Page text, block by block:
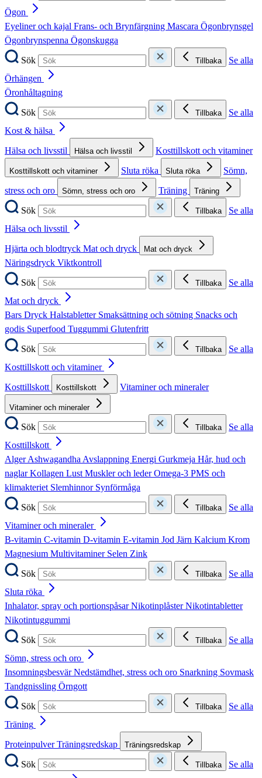
Ögon
Eyeliner och kajal Frans- och Brynfärgning Mascara Ögonbrynsgel
Ögonbrynspenna Ögonskugga
Sök
Tillbaka
Se alla
Örhängen
Öronhåltagning
Sök
Tillbaka
Se alla
Kost & hälsa
Hälsa och livsstil
Hälsa och livsstil Kosttillskott och vitaminer
Kosttillskott och vitaminer Sluta röka Sluta röka
Sömn,
stress och oro
Sömn, stress och oro Träning Träning
Sök Tillbaka
Se alla
Hälsa och livsstil
Hjärta och blodtryck Mat och dryck Mat och dryck
Näringsdryck Viktkontroll
Sök
Tillbaka
Se alla
Mat och dryck
Bars Dryck Halstabletter Smaksättning och sötning Snacks och
godis Superfood Tuggummi Glutenfritt
Sök
Tillbaka
Se alla
Kosttillskott och vitaminer
Kosttillskott
Kosttillskott Vitaminer och mineraler
Vitaminer och mineraler
Sök Tillbaka
Se alla
Kosttillskott
AlgerAshwagandhaAvslappning Energi Gurkmeja Hår, hud och
naglarKollagen LustMuskler och lederOmega-3 PMS och
klimakteriet Slemhinnor Synförmåga
Sök
Tillbaka
Se alla
Vitaminer och mineraler
B-vitamin C-vitamin D-vitamin E-vitamin Jod Järn Kalcium Krom
Magnesium Multivitaminer Selen Zink
Sök
Tillbaka
Se alla
Sluta röka
Inhalator, spray och portionspåsarNikotinplåsterNikotintabletter
Nikotintuggummi
Sök
Tillbaka
Se alla
Sömn, stress och oro
InsomningsbesvärNedstämdhet, stress och oro Snarkning Sovmask
Tandgnissling Örngott
Sök
Tillbaka
Se alla
Träning
ProteinpulverTräningsredskap Träningsredskap
Sök Tillbaka
Se alla